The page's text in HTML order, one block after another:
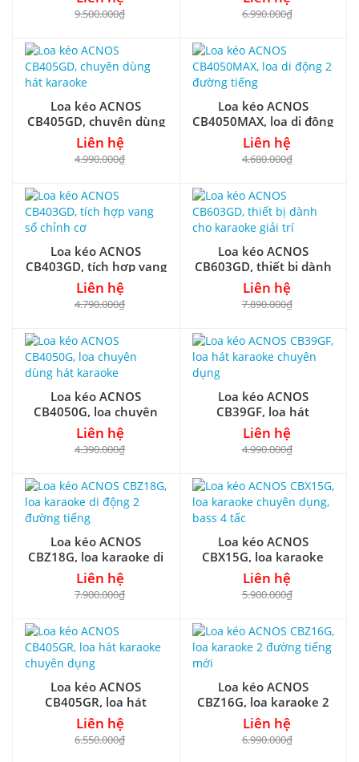
9.500.000₫ 6.990.000₫
Loa kéo ACNOS
CB405GD, chuyên dùng
hát karaoke
Liên hệ
4.990.000₫
Loa kéo ACNOS
CB4050MAX, loa di động
2 đường tiếng
Liên hệ
4.680.000₫
Loa kéo ACNOS
CB403GD, tích hợp vang
số chỉnh cơ
Liên hệ
4.790.000₫
Loa kéo ACNOS
CB603GD, thiết bị dành
cho karaoke giải trí
Liên hệ
7.890.000₫
Loa kéo ACNOS
CB4050G, loa chuyên
dùng hát karaoke
Liên hệ
4.390.000₫
Loa kéo ACNOS
CB39GF, loa hát
karaoke chuyên dụng
Liên hệ
4.990.000₫
Loa kéo ACNOS
CBZ18G, loa karaoke di
động 2 đường tiếng
Liên hệ
7.900.000₫
Loa kéo ACNOS
CBX15G, loa karaoke
chuyên dụng, bass 4 tấc
Liên hệ
5.900.000₫
Loa kéo ACNOS
CB405GR, loa hát
karaoke chuyên dụng
Liên hệ
6.550.000₫
Loa kéo ACNOS
CBZ16G, loa karaoke 2
đường tiếng mới
Liên hệ
6.990.000₫